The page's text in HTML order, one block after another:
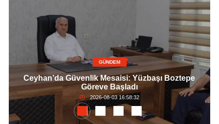
GÜNDEM
Ceyhan’da Güvenlik Mesaisi: Yüzbaşı Boztepe
Göreve Başladı
2026-08-03 16:58:32